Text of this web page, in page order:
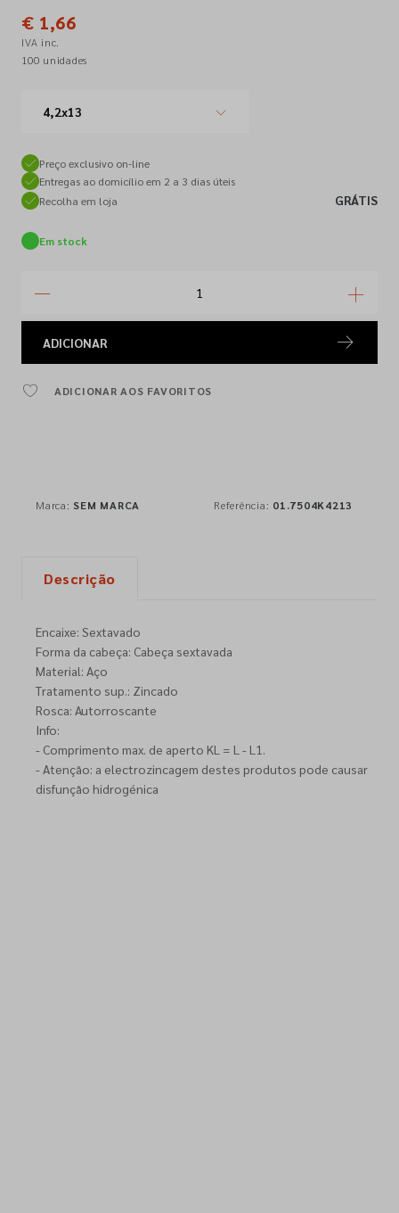
€ 1,66
IVA inc.
100 unidades
4,2x13
Preço exclusivo on-line
Entregas ao domicílio em 2 a 3 dias úteis
Recolha em loja
GRÁTIS
Em stock
ADICIONAR
ADICIONAR AOS FAVORITOS
Marca: SEM MARCA Referência: 01.7504K4213
Descrição
Encaixe: Sextavado
Forma da cabeça: Cabeça sextavada
Material: Aço
Tratamento sup.: Zincado
Rosca: Autorroscante
Info:
- Comprimento max. de aperto KL = L - L1.
- Atenção: a electrozincagem destes produtos pode causar
disfunção hidrogénica